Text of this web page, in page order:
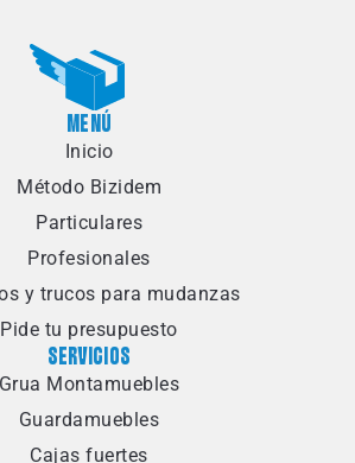
MENÚ
Inicio
Método Bizidem
Particulares
Profesionales
y trucos para mudanzas
Pide tu presupuesto
SERVICIOS
Grua Montamuebles
Guardamuebles
Cajas fuertes